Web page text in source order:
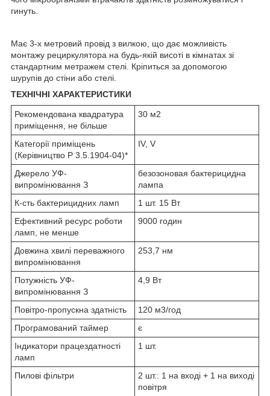
гинуть.
Має 3-х метровий провід з вилкою, що дає можливість
монтажу рециркулятора на будь-якій висоті в кімнатах зі
стандартним метражем стелі. Кріпиться за допомогою
шурупів до стіни або стелі.
ТЕХНІЧНІ ХАРАКТЕРИСТИКИ
Рекомендована квадратура
приміщення, не більше
30 м2
Категорії приміщень
(Керівництво Р 3.5.1904-04)*
IV, V
Джерело УФ-
випромінювання З
безозоновая бактерицидна
лампа
К-сть бактерицидних ламп
1 шт. 15 Вт
Ефективний ресурс роботи
ламп, не менше
9000 годин
Довжина хвилі переважного
випромінювання
253,7 нм
Потужність УФ-
випромінювання З
4,9 Вт
Повітро-пропускна здатність
120 м3/год
Програмований таймер
є
Індикатори працездатності
ламп
1 шт.
Пилові фільтри
2 шт.: 1 на вході + 1 на виході
повітря